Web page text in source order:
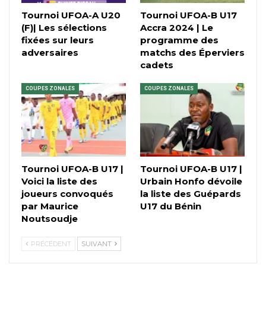
Tournoi UFOA-A U20
(F)| Les sélections
fixées sur leurs
adversaires
Tournoi UFOA-B U17
Accra 2024 | Le
programme des
matchs des Éperviers
cadets
COUPES ZONALES
Tournoi UFOA-B U17 |
Voici la liste des
joueurs convoqués
par Maurice
Noutsoudje
COUPES ZONALES
Tournoi UFOA-B U17 |
Urbain Honfo dévoile
la liste des Guépards
U17 du Bénin
PRÉCÉDENT SUIVANT